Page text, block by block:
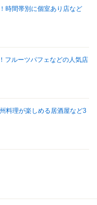
時間帯別に個室あり店など
フルーツパフェなどの人気店
料理が楽しめる居酒屋など3